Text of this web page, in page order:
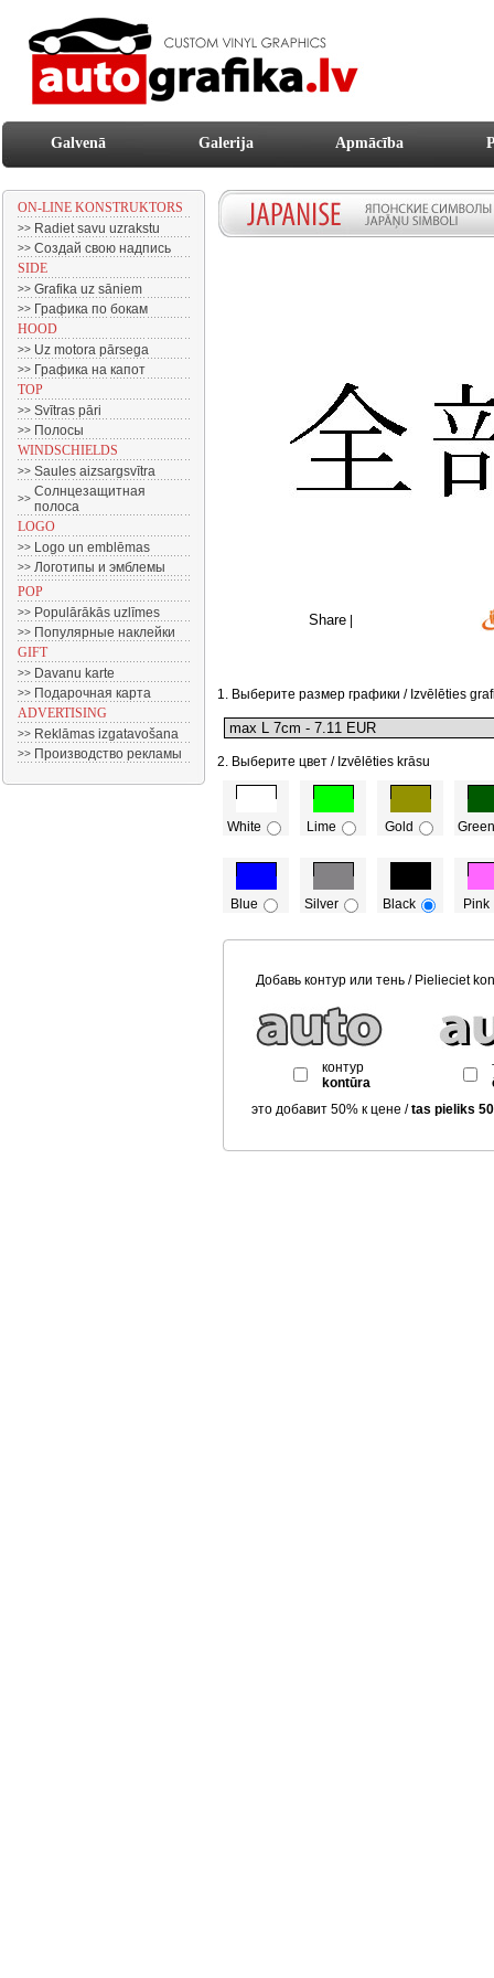
Galvenā Galerija Apmācība
ON-LINE KONSTRUKTORS
>> Radiet savu uzrakstu
>> Создай свою надпись
SIDE
>> Grafika uz sāniem
>> Графика по бокам
HOOD
>> Uz motora pārsega
>> Графика на капот
TOP
>> Svītras pāri
>> Полосы
WINDSCHIELDS
>> Saules aizsargsvītra
>> Солнцезащитная
полоса
LOGO
>> Logo un emblēmas
>> Логотипы и эмблемы
POP
>> Populārākās uzlīmes
>> Популярные наклейки
GIFT
>> Davanu karte
>> Подарочная карта
ADVERTISING
>> Reklāmas izgatavošana
>> Производство рекламы
Share
1. Выберите размер графики / Izvēlēties
2. Выберите цвет / Izvēlēties krāsu
White Lime Gold Green
Blue Silver Black Pink
Добавь контур или тень / Pielieciet
контур
kontūra
это добавит 50% к цене /tas pieliks